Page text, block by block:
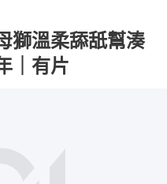
溫柔舔舐幫湊
｜有片